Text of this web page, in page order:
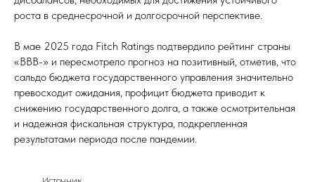
роста в среднесрочной и долгосрочной перспективе.
В мае 2025 года Fitch Ratings подтвердило рейтинг страны
«BBB-» и пересмотрело прогноз на позитивный, отметив, что
сальдо бюджета государственного управления значительно
превосходит ожидания, профицит бюджета приводит к
снижению государственного долга, а также осмотрительная
и надежная фискальная структура, подкрепленная
результатами периода после пандемии.